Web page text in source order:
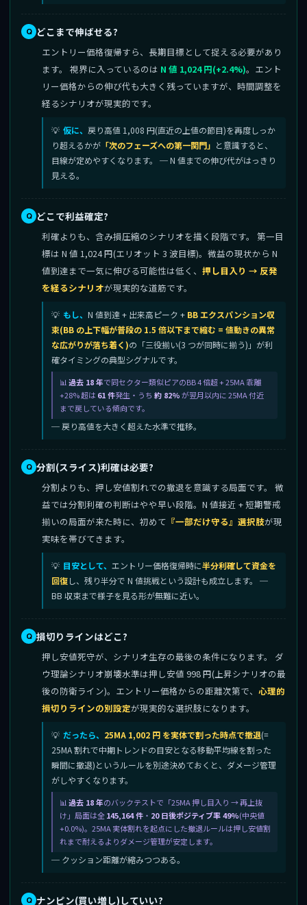
どこまで伸ばせる?
エントリー価格復帰すら、長期目標として捉える必要があり
ます。 視界に入っているのは N 値 1,024 円(+2.4%)。エント
リー価格からの伸び代も大きく残っていますが、時間調整を
経るシナリオが現実的です。
仮に、 戻り高値 1,008 円(直近の上値の節目)を再度しっか
り超えるかが 「次のフェーズへの第一関門」 と意識すると、
目線が定めやすくなります。 ─ N 値までの伸び代がはっきり
見える。
どこで利益確定?
利確よりも、含み損圧縮のシナリオを描く段階です。 第一目
標は N 値 1,024 円(エリオット 3 波目標)。微益の現状から N
値到達まで一気に伸びる可能性は低く、 押し目入り → 反発
を経るシナリオが現実的な道筋です。
もし、 N 値到達 + 出来高ピーク + BB エクスパンション収
束(BB の上下幅が普段の 1.5 倍以下まで縮む = 値動きの異常
な広がりが落ち着く)の「三役揃い(3 つが同時に揃う)」が利
確タイミングの典型シグナルです。
過去 18 年で同セクター類似ピアのBB 4 倍超 + 25MA 乖離
+28% 超は 61 件発生・うち 約 82%が翌月以内に 25MA 付近
まで戻している傾向です。
─ 戻り高値を大きく超えた水準で推移。
分割(スライス)利確は必要?
分割よりも、押し安値割れでの撤退を意識する局面です。 微
益では分割利確の判断はやや早い段階。N 値接近 + 短期警戒
揃いの局面が来た時に、初めて 『一部だけ守る』選択肢が現
実味を帯びてきます。
目安として、 エントリー価格復帰時に半分利確して資金を
回復し、残り半分で N 値挑戦という設計も成立します。 ─
BB 収束まで様子を見る形が無難に近い。
損切りラインはどこ?
押し安値死守が、シナリオ生存の最後の条件になります。 ダ
ウ理論シナリオ崩壊水準は押し安値 998 円(上昇シナリオの最
後の防衛ライン)。エントリー価格からの距離次第で、 心理的
損切りラインの別設定が現実的な選択肢になります。
だったら、 25MA 1,002 円 を実体で割った時点で撤退(=
25MA 割れで中期トレンドの目安となる移動平均線を割った
瞬間に撤退)というルールを別途決めておくと、ダメージ管理
がしやすくなります。
過去 18 年のバックテストで「25MA 押し目入り → 再上抜
け」局面は全145,164 件 ・ 20 日後ポジティブ率 49%(中央値
+0.0%)。25MA 実体割れを起点にした撤退ルールは押し安値割
れまで耐えるよりダメージ管理が安定します。
─ クッション距離が縮みつつある。
ナンピン(買い増し)していい?